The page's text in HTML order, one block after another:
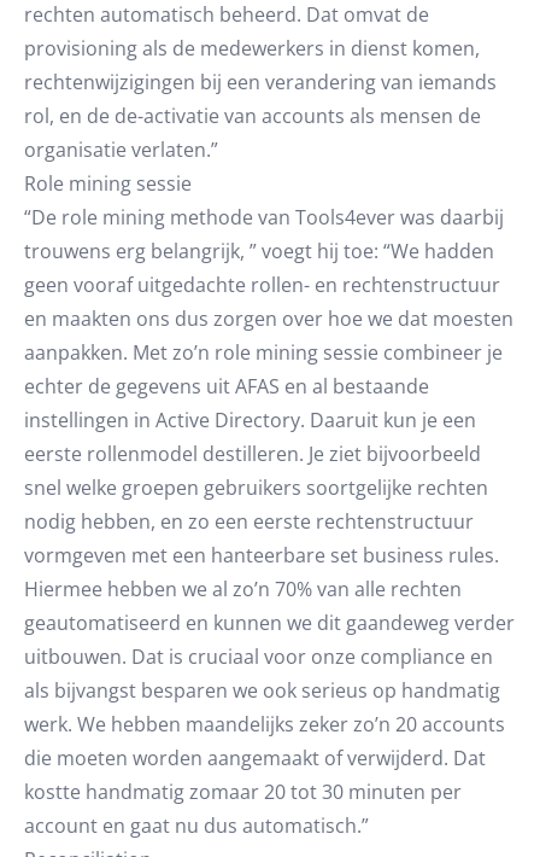
rechten automatisch beheerd. Dat omvat de
provisioning als de medewerkers in dienst komen,
rechtenwijzigingen bij een verandering van iemands
rol, en de de-activatie van accounts als mensen de
organisatie verlaten.”
Role mining sessie
“De role mining methode van Tools4ever was daarbij
trouwens erg belangrijk, ” voegt hij toe: “We hadden
geen vooraf uitgedachte rollen- en rechtenstructuur
en maakten ons dus zorgen over hoe we dat moesten
aanpakken. Met zo’n role mining sessie combineer je
echter de gegevens uit AFAS en al bestaande
instellingen in Active Directory. Daaruit kun je een
eerste rollenmodel destilleren. Je ziet bijvoorbeeld
snel welke groepen gebruikers soortgelijke rechten
nodig hebben, en zo een eerste rechtenstructuur
vormgeven met een hanteerbare set business rules.
Hiermee hebben we al zo’n 70% van alle rechten
geautomatiseerd en kunnen we dit gaandeweg verder
uitbouwen. Dat is cruciaal voor onze compliance en
als bijvangst besparen we ook serieus op handmatig
werk. We hebben maandelijks zeker zo’n 20 accounts
die moeten worden aangemaakt of verwijderd. Dat
kostte handmatig zomaar 20 tot 30 minuten per
account en gaat nu dus automatisch.”